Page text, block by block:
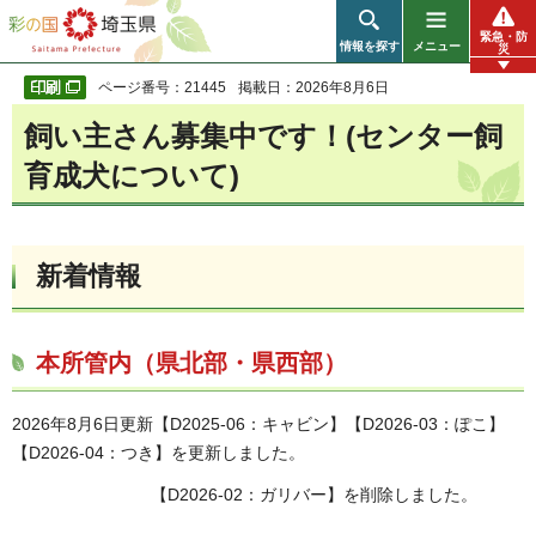
彩の国 埼玉県
情報を探す メニュー
緊急・防
災
ページ番号：21445 掲載日：2026年8月6日
飼い主さん募集中です！(センター飼
育成犬について)
新着情報
本所管内（県北部・県西部）
2026年8月6日更新【D2025-06：キャビン】【D2026-03：ぽこ】
【D2026-04：つき】を更新しました。
【D2026-02：ガリバー】を削除しました。